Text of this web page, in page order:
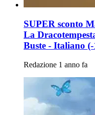
SUPER sconto
La
Buste - Italiano
Redazione 1 anno fa